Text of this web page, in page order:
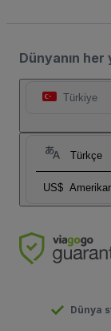
Dünyanın
Türkiye
Türkçe
US$
Dünya